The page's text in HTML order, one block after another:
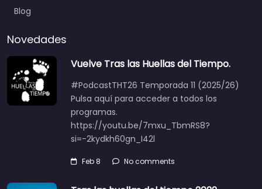
Blog
Novedades
Vuelve Tras las Huellas del Tiempo.
#PodcastTHT26 Temporada 11 (2025/26)
Pulsa aquí para acceder a todos los
programas.
https://youtu.be/7mxu_TbmRS8?
si=-2kydkh60gn_I42l
Feb 8 No comments